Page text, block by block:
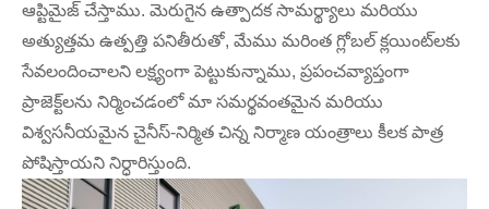
ఆప్టిమైజ్ చేస్తాము. మెరుగైన ఉత్పాదక సామర్థ్యాలు మరియు
అత్యుత్తమ ఉత్పత్తి పనితీరుతో, మేము మరింత గ్లోబల్ క్లయింట్‌లకు
సేవలందించాలని లక్ష్యంగా పెట్టుకున్నాము, ప్రపంచవ్యాప్తంగా
ప్రాజెక్ట్‌లను నిర్మించడంలో మా సమర్థవంతమైన మరియు
విశ్వసనీయమైన చైనీస్-నిర్మిత చిన్న నిర్మాణ యంత్రాలు కీలక పాత్ర
పోషిస్తాయని నిర్ధారిస్తుంది.